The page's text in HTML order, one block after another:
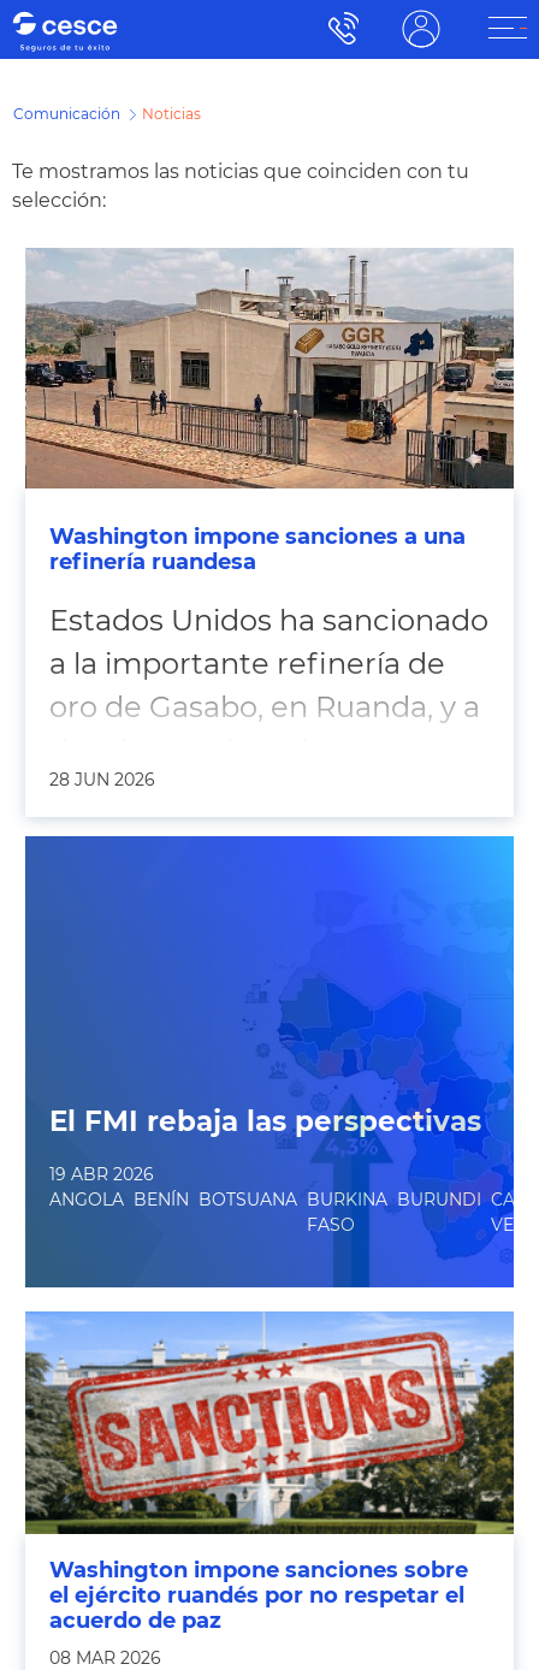
Comunicación Noticias
Te mostramos las noticias que coinciden con tu
selección:
Washington impone sanciones a una
refinería ruandesa
Estados Unidos ha sancionado
a la importante refinería de
oro de Gasabo, en Ruanda, y a
acusándolos de contrabando
de minerales procedentes de
República Democrática del
28 JUN 2026
El FMI rebaja las perspectivas
19 ABR 2026
ANGOLA BENÍN BOTSUANA BURKINA
FASO
BURUNDI
Washington impone sanciones sobre
el ejército ruandés por no respetar el
acuerdo de paz
08 MAR 2026